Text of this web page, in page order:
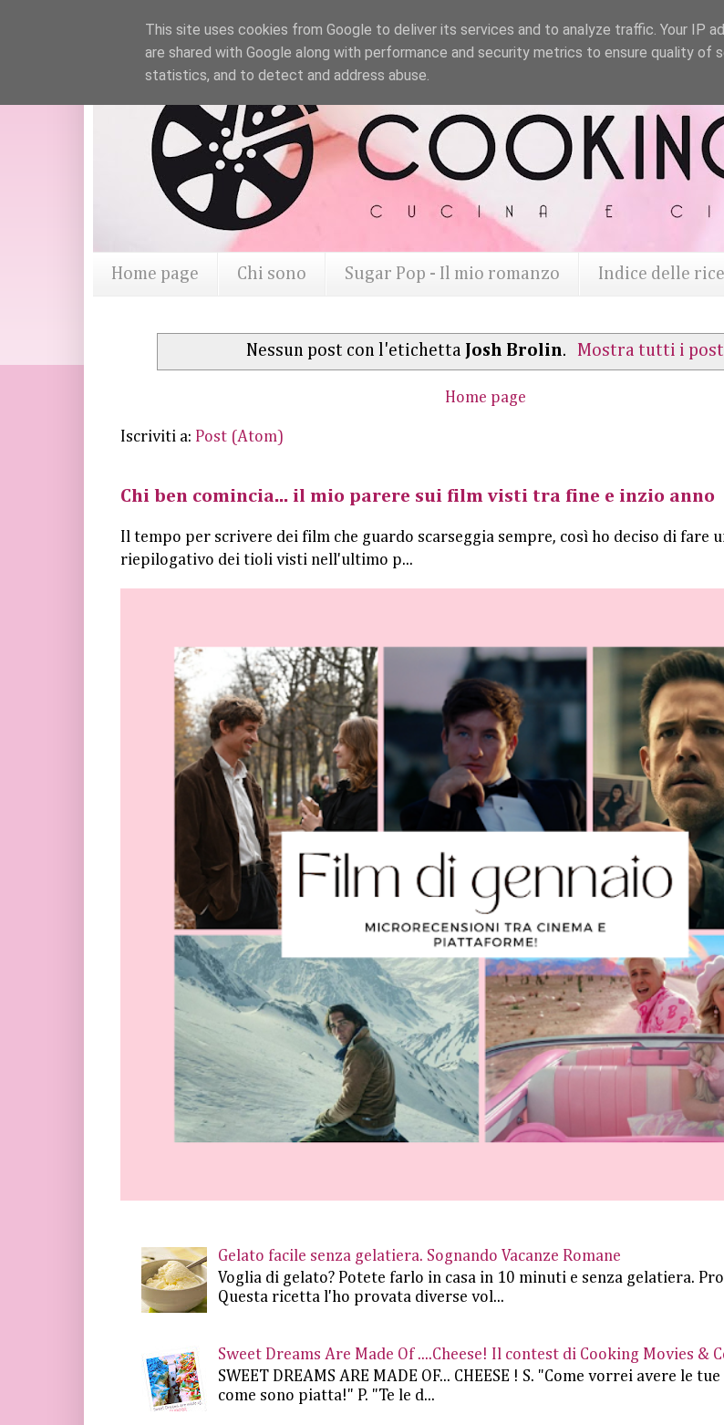
Home page Chi sono Sugar Pop - Il mio romanzo Indice delle
Nessun post con l'etichetta Josh Brolin. Mostra tutti i post
Home page
Iscriviti a: Post (Atom)
Chi ben comincia... il mio parere sui film visti tra fine e inzio anno
Il tempo per scrivere dei film che guardo scarseggia sempre, così ho deciso di fare
riepilogativo dei tioli visti nell'ultimo p...
Gelato facile senza gelatiera. Sognando Vacanze Romane
Voglia di gelato? Potete farlo in casa in 10 minuti e senza gelatiera.
Questa ricetta l'ho provata diverse vol...
Sweet Dreams Are Made Of ....Cheese! Il contest di Cooking Movies &
SWEET DREAMS ARE MADE OF... CHEESE ! S. "Come vorrei avere le
come sono piatta!" P. "Te le d...
This site uses cookies from Google to deliver its services and to analyze traffic. Your IP
are shared with Google along with performance and security metrics to ensure quality of
statistics, and to detect and address abuse.